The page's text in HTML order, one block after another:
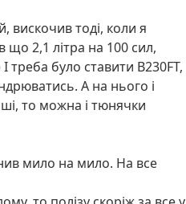
вискочив тоді, коли я
що 2,1 літра на 100 сил,
треба було ставити В230FT,
А на нього і
то можна і тюнячки
мило на мило. На все